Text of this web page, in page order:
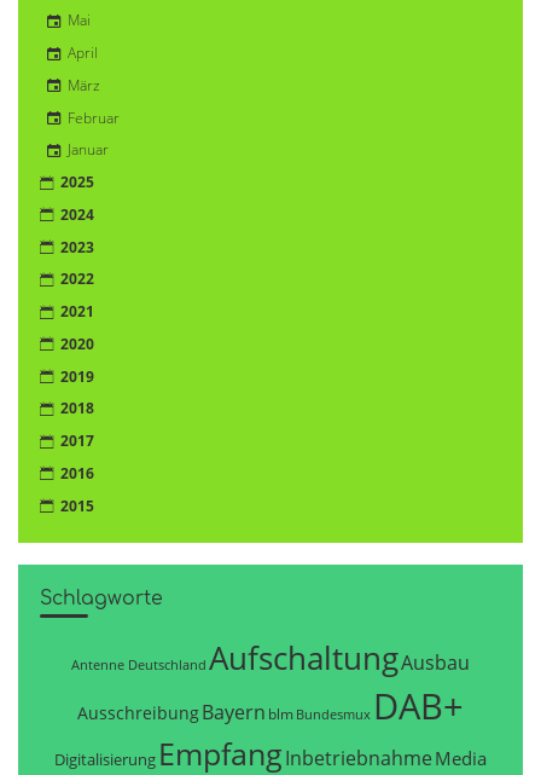
Mai
April
März
Februar
Januar
2025
2024
2023
2022
2021
2020
2019
2018
2017
2016
2015
Schlagworte
Antenne Deutschland AufschaltungAusbau
AusschreibungBayern blm Bundesmux DAB+
Digitalisierung EmpfangInbetriebnahme Media